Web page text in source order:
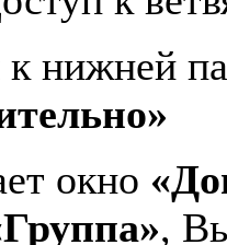
окно «
,